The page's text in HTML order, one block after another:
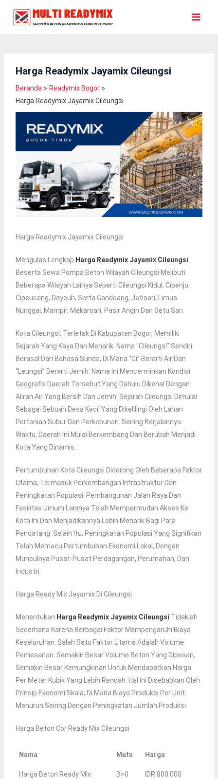
Harga Readymix Jayamix Cileungsi
Beranda
Readymix Bogor
Harga Readymix Jayamix Cileungsi
Harga Readymix Jayamix Cileungsi
Mengulas Lengkap Harga Readymix Jayamix Cileungsi
Beserta Sewa Pompa Beton Wilayah Cileungsi Meliputi
Beberapa Wilayah Lainya Seperti Cileungsi Kidul, Cipenjo,
Cipeucang, Dayeuh, Serta Gandoang, Jatisari, Limus
Nunggal, Mampir, Mekarsari, Pasir Angin Dan Setu Sari.
Kota Cileungsi, Terletak Di Kabupaten Bogor, Memiliki
Sejarah Yang Kaya Dan Menarik. Nama “Cileungsi” Sendiri
Berasal Dari Bahasa Sunda, Di Mana “ci” Berarti Air Dan
“leungsi” Berarti Jernih. Nama Ini Mencerminkan Kondisi
Geografis Daerah Tersebut Yang Dahulu Dikenal Dengan
Aliran Air Yang Bersih Dan Jernih. Sejarah Cileungsi Dimulai
Sebagai Sebuah Desa Kecil Yang Dikelilingi Oleh Lahan
Pertanian Subur Dan Perkebunan. Seiring Berjalannya
Waktu, Daerah Ini Mulai Berkembang Dan Berubah Menjadi
Kota Yang Dinamis.
Pertumbuhan Kota Cileungsi Didorong Oleh Beberapa Faktor
Utama, Termasuk Perkembangan Infrastruktur Dan
Peningkatan Populasi. Pembangunan Jalan Raya Dan
Fasilitas Umum Lainnya Telah Mempermudah Akses Ke
Kota Ini Dan Menjadikannya Lebih Menarik Bagi Para
Pendatang. Selain Itu, Peningkatan Populasi Yang Signifikan
Telah Memacu Pertumbuhan Ekonomi Lokal, Dengan
Munculnya Pusat-Pusat Perdagangan, Perumahan, Dan
Industri.
Harga Ready Mix Jayamix Di Cileungsi
Menentukan Harga Readymix Jayamix Cileungsi Tidaklah
Sederhana Karena Berbagai Faktor Mempengaruhi Biaya
Keseluruhan. Salah Satu Faktor Utama Adalah Volume
Pemesanan. Semakin Besar Volume Beton Yang Dipesan,
Semakin Besar Kemungkinan Untuk Mendapatkan Harga
Per Meter Kubik Yang Lebih Rendah. Hal Ini Disebabkan Oleh
Prinsip Ekonomi Skala, Di Mana Biaya Produksi Per Unit
Menurun Seiring Dengan Peningkatan Jumlah Produksi.
Harga Beton Cor Ready Mix Cileungsi
Nama Mutu Harga
Harga Beton Ready Mix B>0 IDR 800.000